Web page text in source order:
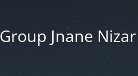
Group Jnane Nizar